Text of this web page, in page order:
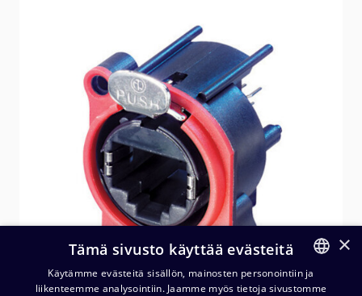
FINNISH
×
Tämä sivusto käyttää evästeitä
Käytämme evästeitä sisällön, mainosten personointiin ja
liikenteemme analysointiin. Jaamme myös tietoja sivustomme